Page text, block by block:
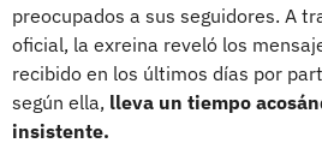
preocupados a sus seguidores. A
oficial, la exreina reveló los
recibido en los últimos días por
según ella, lleva un tiempo
insistente.